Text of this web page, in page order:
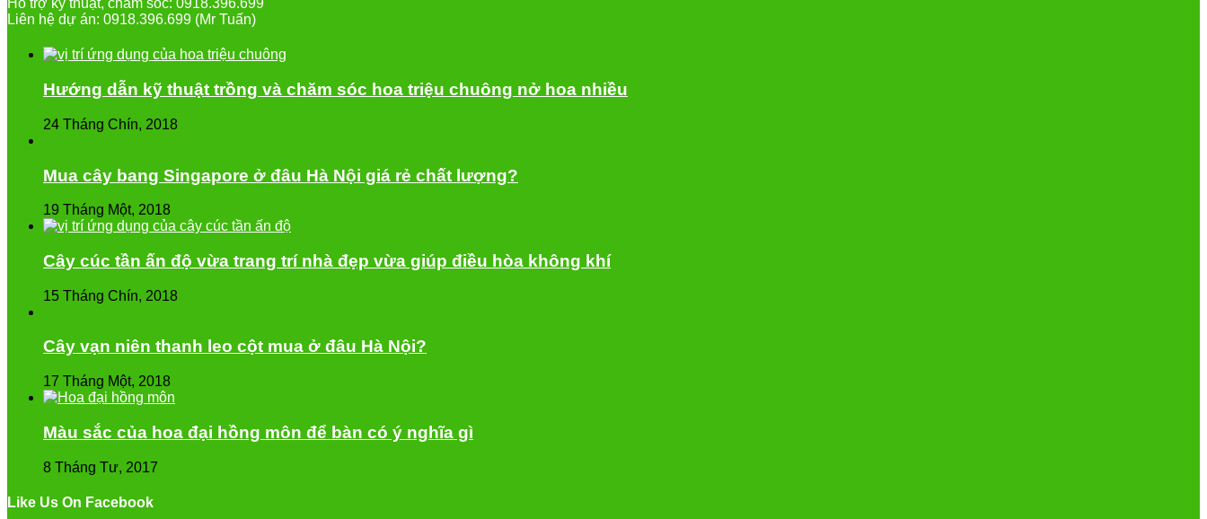
Hỗ trợ kỹ thuật, chăm sóc: 0918.396.699
Liên hệ dự án: 0918.396.699 (Mr Tuấn)
Hướng dẫn kỹ thuật trồng và chăm sóc hoa triệu chuông nở hoa nhiều
24 Tháng Chín, 2018
Mua cây bang Singapore ở đâu Hà Nội giá rẻ chất lượng?
19 Tháng Một, 2018
Cây cúc tần ấn độ vừa trang trí nhà đẹp vừa giúp điều hòa không khí
15 Tháng Chín, 2018
Cây vạn niên thanh leo cột mua ở đâu Hà Nội?
17 Tháng Một, 2018
Màu sắc của hoa đại hồng môn để bàn có ý nghĩa gì
8 Tháng Tư, 2017
Like Us On Facebook